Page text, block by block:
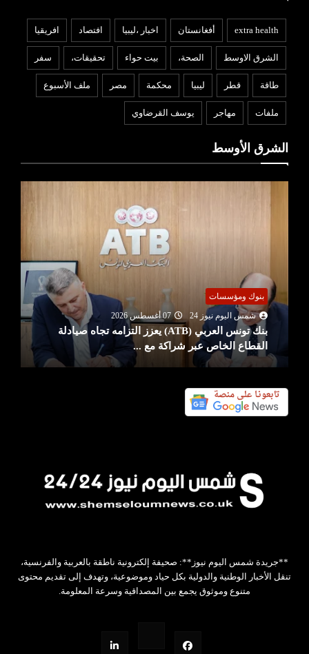
extra health أفغانستان اخبار ،ليبيا افتصاد افريقيا
الشرق الاوسط الصحة، بيت حواء تحقيقات، سفر
طاقة قطر ليبيا محكمة مصر ملف الأسبوع
ملفات مهاجر يوسف القرضاوي
الشرق الأوسط
بنوك ومؤسسات
شمس اليوم نيوز 24
07 أغسطس 2026
بنك تونس العربي (ATB) يعزز التزامه تجاه صيادلة
القطاع الخاص عبر شراكة مع ...
**جريدة شمس اليوم نيوز**: صحيفة إلكترونية ناطقة بالعربية والفرنسية،
تنقل الأخبار الوطنية والدولية بكل حياد وموضوعية، وتهدف إلى تقديم محتوى
متنوع وموثوق يجمع بين المصداقية وسرعة المعلومة.